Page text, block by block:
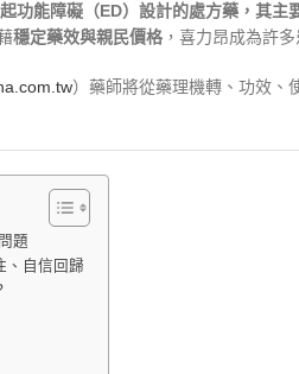
功能障礙（ED）設計的處方藥，其主
穩定藥效與親民價格 ，喜力昂成為許
）藥師將從藥理機轉、功效、
題
、自信回歸